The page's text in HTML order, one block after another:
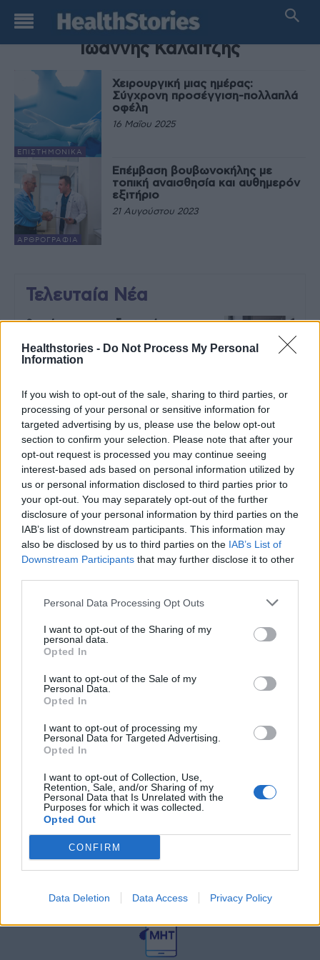
Healthstories - Do Not Process My Personal
Information
If you wish to opt-out of the sale, sharing to third parties, or
processing of your personal or sensitive information for
targeted advertising by us, please use the below opt-out
section to confirm your selection. Please note that after your
opt-out request is processed you may continue seeing
interest-based ads based on personal information utilized by
us or personal information disclosed to third parties prior to
your opt-out. You may separately opt-out of the further
disclosure of your personal information by third parties on the
IAB’s list of downstream participants. This information may
also be disclosed by us to third parties on the IAB’s List of
Downstream Participants that may further disclose it to other
Personal Data Processing Opt Outs
I want to opt-out of the Sharing of my
personal data.
Opted In
I want to opt-out of the Sale of my
Personal Data.
Opted In
I want to opt-out of processing my
Personal Data for Targeted Advertising.
Opted In
I want to opt-out of Collection, Use,
Retention, Sale, and/or Sharing of my
Personal Data that Is Unrelated with the
Purposes for which it was collected.
Opted Out
CONFIRM
Data Deletion Data Access Privacy Policy
TAG
Ιωάννης Καλαϊτζής
EΠΙΣΤΗΜΟΝΙΚΆ
Χειρουργική μιας ημέρας:
Σύγχρονη προσέγγιση-πολλαπλά
οφέλη
16 Μαΐου 2025
ΑΡΘΡΟΓΡΑΦΊΑ
Επέμβαση βουβωνοκήλης με
τοπική αναισθησία και αυθημερόν
εξιτήριο
21 Αυγούστου 2023
Τελευταία Νέα
9 πράγματα που δεν πρέπει να
27 Φεβρουαρίου 2026
Πάνω από 100 μωρά έχουν
γεννηθεί μέσω εξωσωματικής, με
την υποστήριξη της Be-Live
27 Φεβρουαρίου 2026
Μεταπροπονητική πείνα: Ο λόγος
που θέλεις να καταβροχθίσεις τα
πάντα μετά την άσκηση
27 Φεβρουαρίου 2026
Ωρίων – Σπάνια νοσήματα
συνδέονται με μνημεία που
πνεύμα της χώρας μας
27 Φεβρουαρίου 2026
Γεωργιάδης: Πολλαπλά οφέλη από
τη συνεργασία δημοσίου και
27 Φεβρουαρίου 2026